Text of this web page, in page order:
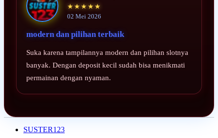
★★★★★
02 Mei 2026
modern dan pilihan terbaik
Suka karena tampilannya modern dan pilihan slotnya
banyak. Dengan deposit kecil sudah bisa menikmati
permainan dengan nyaman.
SUSTER123